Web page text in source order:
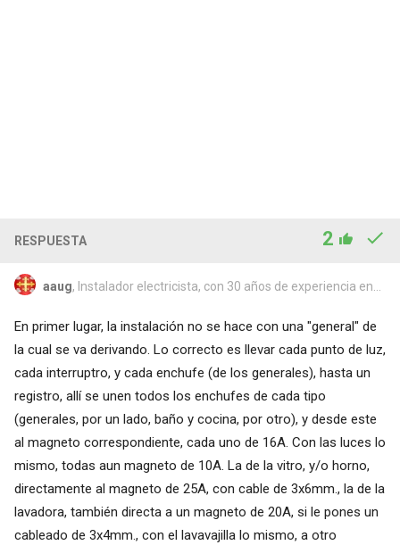
RESPUESTA 2
aaug, Instalador electricista, con 30 años de experiencia en...
En primer lugar, la instalación no se hace con una "general" de
la cual se va derivando. Lo correcto es llevar cada punto de luz,
cada interruptro, y cada enchufe (de los generales), hasta un
registro, allí se unen todos los enchufes de cada tipo
(generales, por un lado, baño y cocina, por otro), y desde este
al magneto correspondiente, cada uno de 16A. Con las luces lo
mismo, todas aun magneto de 10A. La de la vitro, y/o horno,
directamente al magneto de 25A, con cable de 3x6mm., la de la
lavadora, también directa a un magneto de 20A, si le pones un
cableado de 3x4mm., con el lavavajilla lo mismo, a otro